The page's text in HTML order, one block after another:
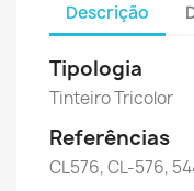
Descrição
Tipologia
Tinteiro Tricolor
Referências
CL576, CL-576,